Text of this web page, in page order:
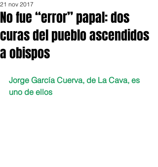
No fue “error” papal: dos
curas del pueblo ascendidos
a obispos
21 nov 2017
Jorge García Cuerva, de La Cava, es
uno de ellos